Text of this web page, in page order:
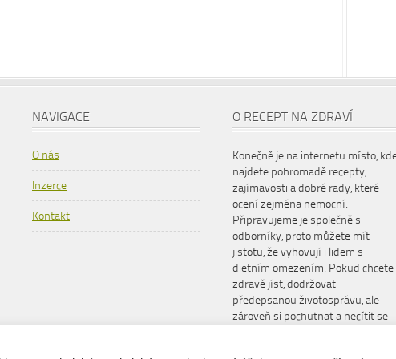
NAVIGACE
O nás
Inzerce
Kontakt
O RECEPT NA ZDRAVÍ
Konečně je na internetu místo,
najdete pohromadě recepty,
zajímavosti a dobré rady, které
ocení zejména nemocní.
Připravujeme je společně s
odborníky, proto můžete mít
jistotu, že vyhovují i lidem s
dietním omezením. Pokud chcete
zdravě jíst, dodržovat
předepsanou životosprávu, ale
zároveň si pochutnat a necítit se